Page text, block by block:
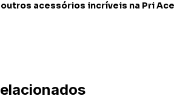
acessórios incríveis na Pri